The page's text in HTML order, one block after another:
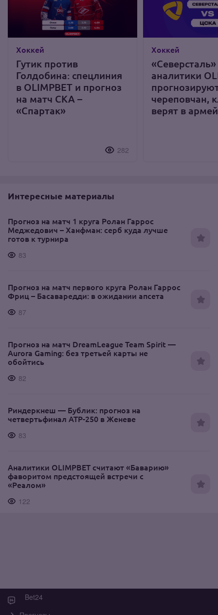
Хоккей
Гутик против
Голдобина: спецлиния
в OLIMPBET и прогноз
на матч СКА –
«Спартак»
282
Хоккей
аналитики
череповчан,
верят в
Интересные материалы
Прогноз на матч 1 круга Ролан Гаррос
Меджедович – Ханфман: серб куда лучше
готов к турнира
83
Прогноз на матч первого круга Ролан Гаррос
Фриц – Басаваредди: в ожидании апсета
87
Прогноз на матч DreamLeague Team Spirit —
Aurora Gaming: без третьей карты не
обойтись
82
Риндеркнеш — Бублик: прогноз на
четвертьфинал ATP-250 в Женеве
83
Аналитики OLIMPBET считают «Баварию»
фаворитом предстоящей встречи с
«Реалом»
122
Bet24